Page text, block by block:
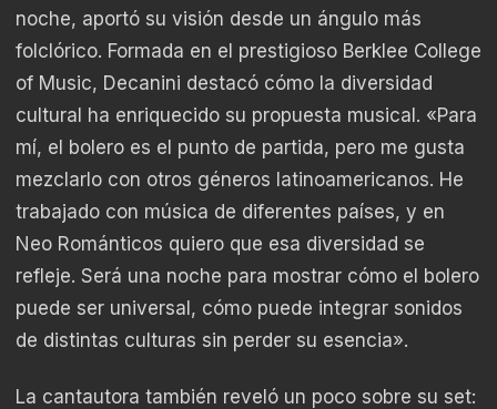
noche, aportó su visión desde un ángulo más
folclórico. Formada en el prestigioso Berklee College
of Music, Decanini destacó cómo la diversidad
cultural ha enriquecido su propuesta musical. «Para
mí, el bolero es el punto de partida, pero me gusta
mezclarlo con otros géneros latinoamericanos. He
trabajado con música de diferentes países, y en
Neo Románticos quiero que esa diversidad se
refleje. Será una noche para mostrar cómo el bolero
puede ser universal, cómo puede integrar sonidos
de distintas culturas sin perder su esencia».
La cantautora también reveló un poco sobre su set: